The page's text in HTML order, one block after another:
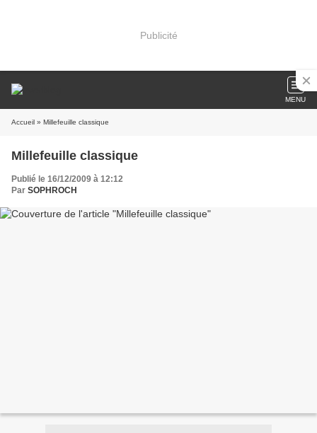
Publicité
MENU
Accueil » Millefeuille classique
Millefeuille classique
Publié le 16/12/2009 à 12:12
Par SOPHROCH